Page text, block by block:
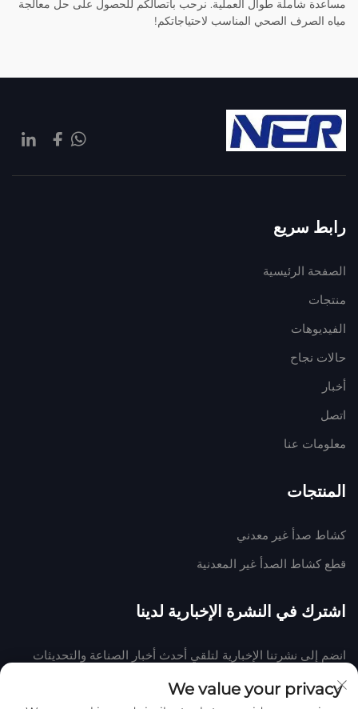
مساعدة شاملة طوال العملية. نرحب باتصالكم للحصول على حل معالجة
مياه الصرف الصحي المناسب لاحتياجاتكم!
رابط سريع
الصفحة الرئيسية
منتجات
الفيديوهات
حالات نجاح
أخبار
اتصل
معلومات عنا
المنتجات
كشاط صدأ غير معدني
قطع كشاط الصدأ غير المعدنية
اشترك في النشرة الإخبارية لدينا
انضم إلى نشرتنا الإخبارية لتلقي أحدث أخبار الصناعة والتحديثات
We value your privacy